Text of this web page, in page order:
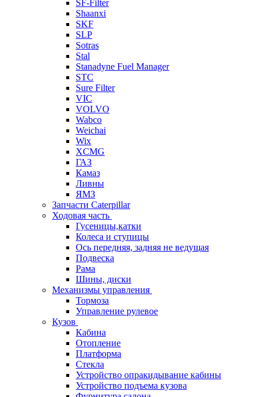
SF-Filter
Shaanxi
SKF
SLP
Sotras
Stal
Stanadyne Fuel Manager
STC
Sure Filter
VIC
VOLVO
Wabco
Weichai
Wix
XCMG
ГАЗ
Камаз
Ливны
ЯМЗ
Запчасти Caterpillar
Ходовая часть
Гусеницы,катки
Колеса и ступицы
Ось передняя, задняя не ведущая
Подвеска
Рама
Шины, диски
Механизмы управления
Тормоза
Управление рулевое
Кузов
Кабина
Отопление
Платформа
Стекла
Устройство опракидывание кабины
Устройство подъема кузова